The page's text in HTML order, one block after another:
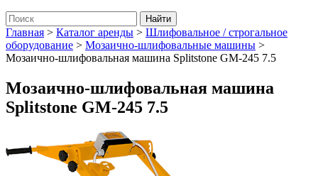
Главная > Каталог аренды > Шлифовальное / строгальное
оборудование > Мозаично-шлифовальные машины >
Мозаично-шлифовальная машина Splitstone GM-245 7.5
Мозаично-шлифовальная машина
Splitstone GM-245 7.5